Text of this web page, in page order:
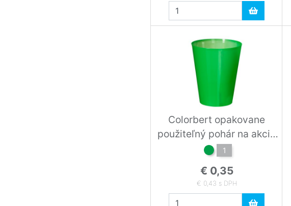
Colorbert opakovane
použiteľný pohár na akcie
green
1
€ 0,35
€ 0,43 s DPH